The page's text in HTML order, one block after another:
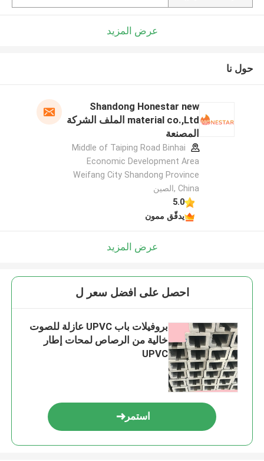
عرض المزيد
حول نا
Shandong Honestar new
material co.,Ltd الملف الشركة
المصنعة
Middle of Taiping Road Binhai
Economic Development Area
Weifang City Shandong Province
China ,الصين
5.0
يدقّق ممون
عرض المزيد
احصل على افضل سعر ل
بروفيلات باب UPVC عازلة للصوت
خالية من الرصاص لمحات إطار
UPVC
استمر